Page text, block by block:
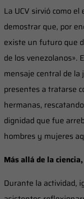
La UCV sirvió como
demostrar que, por
existe un futuro que
de los venezolanos».
mensaje central de la
presentes a tratarse
hermanas,
dignidad que fue
hombres y mujeres
Más allá de la
Durante la actividad,